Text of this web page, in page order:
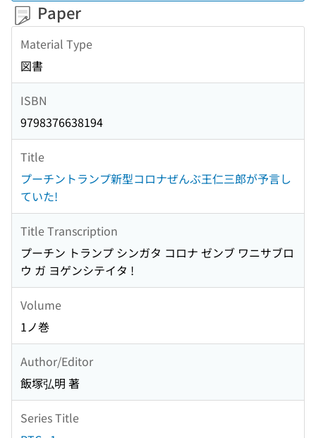
Paper
Material Type
図書
ISBN
9798376638194
Title
プーチントランプ新型コロナぜんぶ王仁三郎が予言し
ていた!
Title Transcription
プーチン トランプ シンガタ コロナ ゼンブ ワニサブロ
ウ ガ ヨゲンシテイタ !
Volume
1ノ巻
Author/Editor
飯塚弘明 著
Series Title